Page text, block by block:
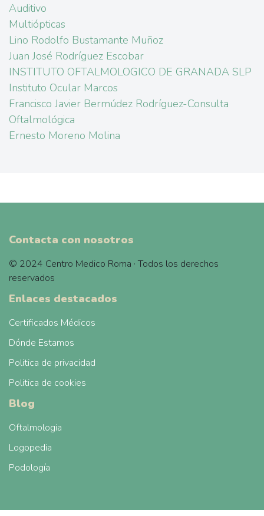
Auditivo
Multiópticas
Lino Rodolfo Bustamante Muñoz
Juan José Rodríguez Escobar
INSTITUTO OFTALMOLOGICO DE GRANADA SLP
Instituto Ocular Marcos
Francisco Javier Bermúdez Rodríguez-Consulta
Oftalmológica
Ernesto Moreno Molina
Contacta con nosotros
© 2024 Centro Medico Roma · Todos los derechos
reservados
Enlaces destacados
Certificados Médicos
Dónde Estamos
Politica de privacidad
Politica de cookies
Blog
Oftalmologia
Logopedia
Podología